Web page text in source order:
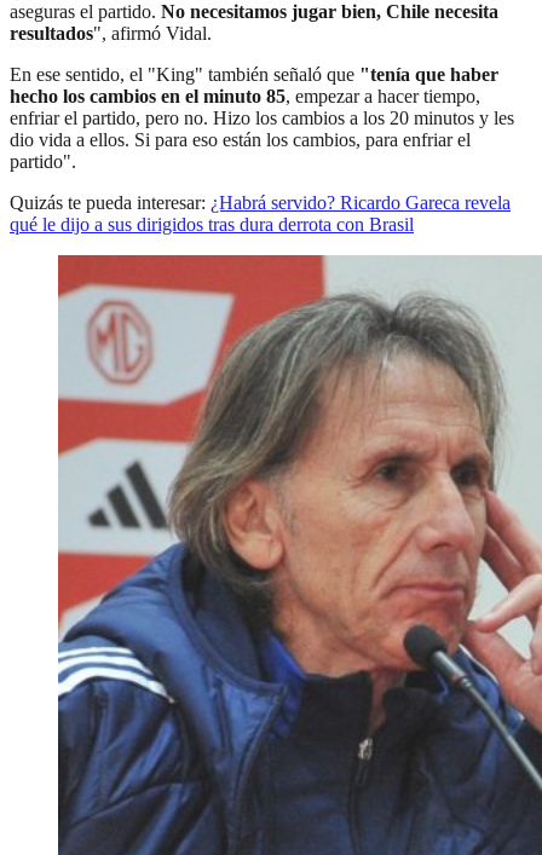
aseguras el partido. No necesitamos jugar bien, Chile necesita
resultados", afirmó Vidal.
En ese sentido, el "King" también señaló que "tenía que haber
hecho los cambios en el minuto 85, empezar a hacer tiempo,
enfriar el partido, pero no. Hizo los cambios a los 20 minutos y les
dio vida a ellos. Si para eso están los cambios, para enfriar el
partido".
Quizás te pueda interesar: ¿Habrá servido? Ricardo Gareca revela
qué le dijo a sus dirigidos tras dura derrota con Brasil